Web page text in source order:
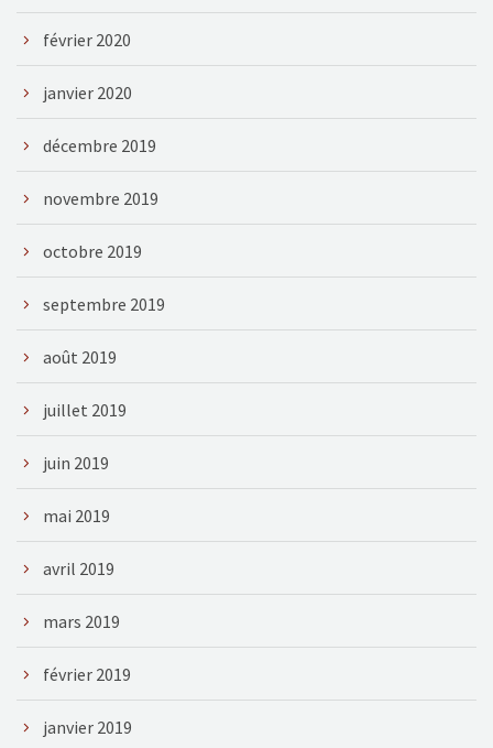
février 2020
janvier 2020
décembre 2019
novembre 2019
octobre 2019
septembre 2019
août 2019
juillet 2019
juin 2019
mai 2019
avril 2019
mars 2019
février 2019
janvier 2019